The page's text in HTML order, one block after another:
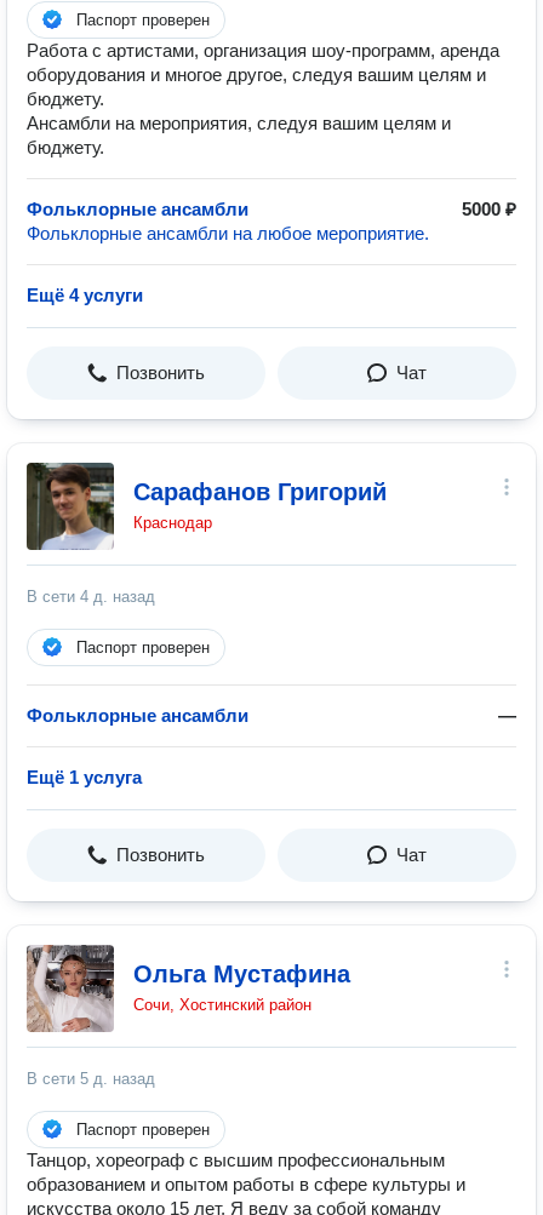
Паспорт проверен
Работа с артистами, организация шоу-программ, аренда
оборудования и многое другое, следуя вашим целям и
бюджету.
Ансамбли на мероприятия, следуя вашим целям и
бюджету.
Фольклорные ансамбли
5000 ₽
Фольклорные ансамбли на любое мероприятие.
Ещё 4 услуги
Позвонить Чат
Сарафанов Григорий
Краснодар
В сети 4 д. назад
Паспорт проверен
Фольклорные ансамбли —
Ещё 1 услуга
Позвонить Чат
Ольга Мустафина
Сочи, Хостинский район
В сети 5 д. назад
Паспорт проверен
Танцор, хореограф с высшим профессиональным
образованием и опытом работы в сфере культуры и
искусства около 15 лет. Я веду за собой команду